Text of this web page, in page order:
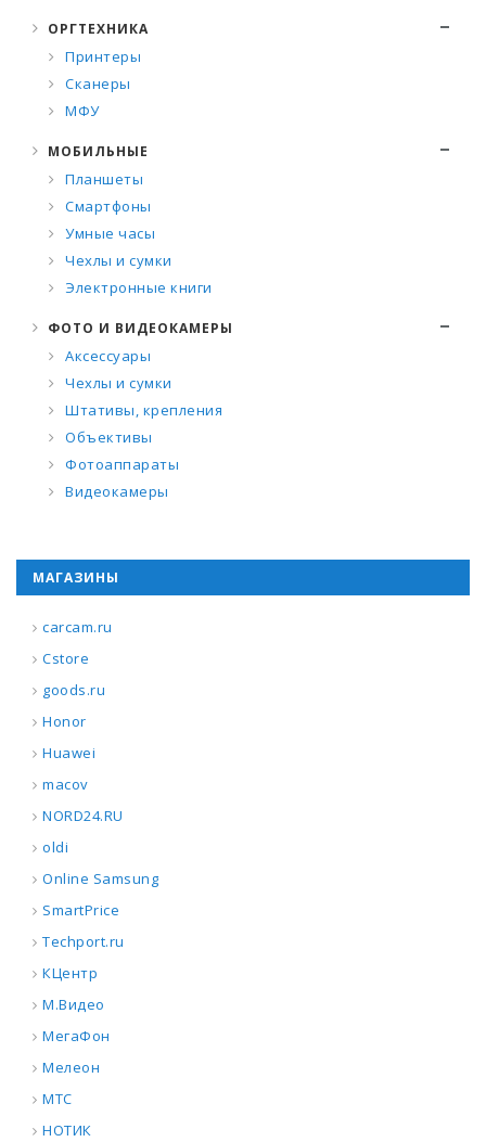
ОРГТЕХНИКА
Принтеры
Сканеры
МФУ
МОБИЛЬНЫЕ
Планшеты
Смартфоны
Умные часы
Чехлы и сумки
Электронные книги
ФОТО И ВИДЕОКАМЕРЫ
Аксессуары
Чехлы и сумки
Штативы, крепления
Объективы
Фотоаппараты
Видеокамеры
МАГАЗИНЫ
carcam.ru
Cstore
goods.ru
Honor
Huawei
macov
NORD24.RU
oldi
Online Samsung
SmartPrice
Techport.ru
КЦентр
М.Видео
МегаФон
Мелеон
МТС
НОТИК